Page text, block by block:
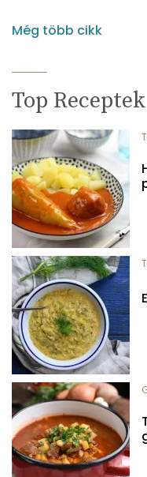
Még több cikk
Top Receptek